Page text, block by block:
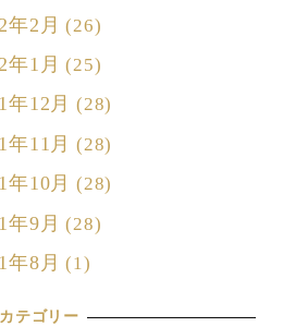
年2月 (26)
年1月 (25)
年12月 (28)
年11月 (28)
年10月 (28)
年9月 (28)
年8月 (1)
カテゴリー